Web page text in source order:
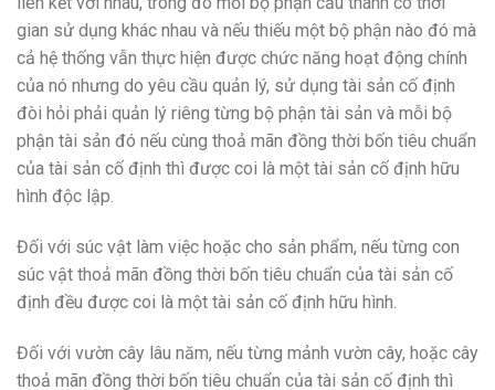
gian sử dụng khác nhau và nếu thiếu một bộ phận nào đó mà
cả hệ thống vẫn thực hiện được chức năng hoạt động chính
của nó nhưng do yêu cầu quản lý, sử dụng tài sản cố định
đòi hỏi phải quản lý riêng từng bộ phận tài sản và mỗi bộ
phận tài sản đó nếu cùng thoả mãn đồng thời bốn tiêu chuẩn
của tài sản cố định thì được coi là một tài sản cố định hữu
hình độc lập.
Đối với súc vật làm việc hoặc cho sản phẩm, nếu từng con
súc vật thoả mãn đồng thời bốn tiêu chuẩn của tài sản cố
định đều được coi là một tài sản cố định hữu hình.
Đối với vườn cây lâu năm, nếu từng mảnh vườn cây, hoặc cây
thoả mãn đồng thời bốn tiêu chuẩn của tài sản cố định thì